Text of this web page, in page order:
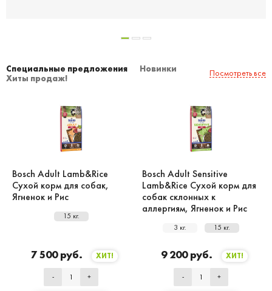
Специальные предложения
Новинки
Хиты продаж!
Посмотреть все
Bosch Adult Lamb&Rice
Сухой корм для собак,
Ягненок и Рис
15 кг.
7 500 руб. ХИТ!
- +
Bosch Adult Sensitive
Lamb&Rice Сухой корм для
собак склонных к
аллергиям, Ягненок и Рис
3 кг. 15 кг.
9 200 руб. ХИТ!
- +